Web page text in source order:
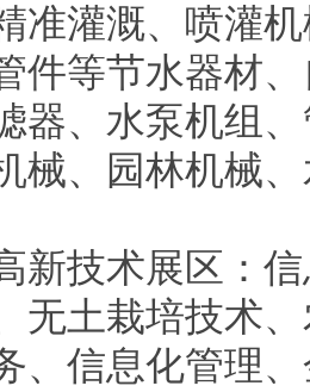
准灌溉、喷灌
件等节水器材
器、水泵机组
械、园林机械
新技术展区：
无土栽培技术
、信息化管理